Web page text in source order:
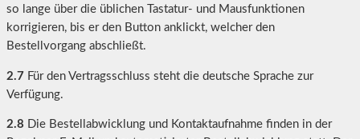
so lange über die üblichen Tastatur- und Mausfunktionen
korrigieren, bis er den Button anklickt, welcher den
Bestellvorgang abschließt.
2.7 Für den Vertragsschluss steht die deutsche Sprache zur
Verfügung.
2.8 Die Bestellabwicklung und Kontaktaufnahme finden in der